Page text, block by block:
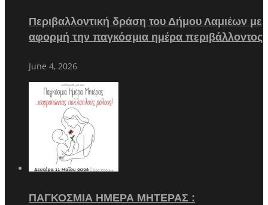
Περιβαλλοντική δράση του Δήμου Λαμιέων με
αφορμή την παγκόσμια ημέρα περιβάλλοντος
June 4, 2026
ΠΑΓΚΟΣΜΙΑ ΗΜΕΡΑ ΜΗΤΕΡΑΣ :